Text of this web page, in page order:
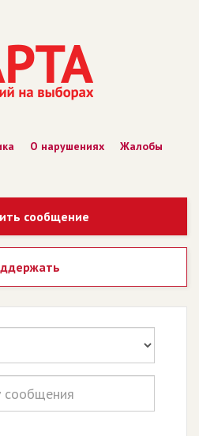
О нарушениях
Жалобы
сообщение